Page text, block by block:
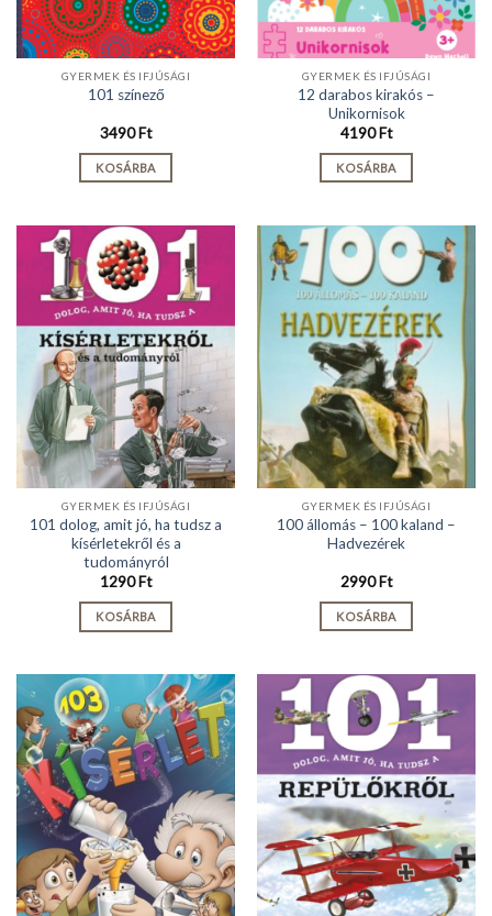
GYERMEK ÉS IFJÚSÁGI
101 színező
3490Ft
KOSÁRBA
GYERMEK ÉS IFJÚSÁGI
12 darabos kirakós –
Unikornisok
4190Ft
KOSÁRBA
GYERMEK ÉS IFJÚSÁGI
101 dolog, amit jó, ha tudsz a
kísérletekről és a
tudományról
1290Ft
KOSÁRBA
GYERMEK ÉS IFJÚSÁGI
100 állomás – 100 kaland –
Hadvezérek
2990Ft
KOSÁRBA